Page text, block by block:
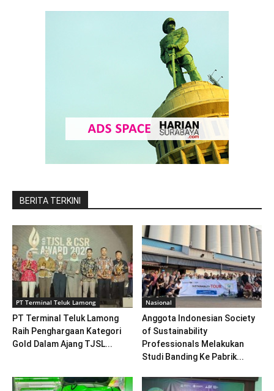
BERITA TERKINI
PT Terminal Teluk Lamong
PT Terminal Teluk Lamong
Raih Penghargaan Kategori
Gold Dalam Ajang TJSL...
Nasional
Anggota Indonesian Society
of Sustainability
Professionals Melakukan
Studi Banding Ke Pabrik...